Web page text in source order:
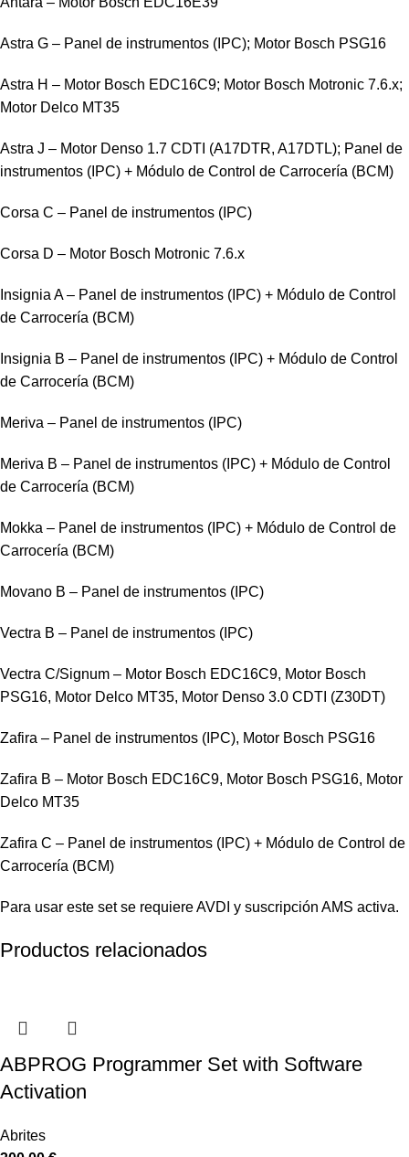
Astra G – Panel de instrumentos (IPC); Motor Bosch PSG16
Astra H – Motor Bosch EDC16C9; Motor Bosch Motronic 7.6.x;
Motor Delco MT35
Astra J – Motor Denso 1.7 CDTI (A17DTR, A17DTL); Panel de
instrumentos (IPC) + Módulo de Control de Carrocería (BCM)
Corsa C – Panel de instrumentos (IPC)
Corsa D – Motor Bosch Motronic 7.6.x
Insignia A – Panel de instrumentos (IPC) + Módulo de Control
de Carrocería (BCM)
Insignia B – Panel de instrumentos (IPC) + Módulo de Control
de Carrocería (BCM)
Meriva – Panel de instrumentos (IPC)
Meriva B – Panel de instrumentos (IPC) + Módulo de Control
de Carrocería (BCM)
Mokka – Panel de instrumentos (IPC) + Módulo de Control de
Carrocería (BCM)
Movano B – Panel de instrumentos (IPC)
Vectra B – Panel de instrumentos (IPC)
Vectra C/Signum – Motor Bosch EDC16C9, Motor Bosch
PSG16, Motor Delco MT35, Motor Denso 3.0 CDTI (Z30DT)
Zafira – Panel de instrumentos (IPC), Motor Bosch PSG16
Zafira B – Motor Bosch EDC16C9, Motor Bosch PSG16, Motor
Delco MT35
Zafira C – Panel de instrumentos (IPC) + Módulo de Control de
Carrocería (BCM)
Para usar este set se requiere AVDI y suscripción AMS activa.
Productos relacionados
ABPROG Programmer Set with Software
Activation
Abrites